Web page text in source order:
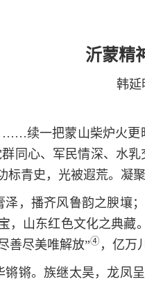
沂蒙精
韩延
续一把蒙山柴炉火
同心、军民情深、水
青史，光被遐荒。凝
，播齐风鲁韵之腴壤
，山东红色文化之典藏
善尽美唯解放”④ ，亿万
锵。族继太昊，龙凤